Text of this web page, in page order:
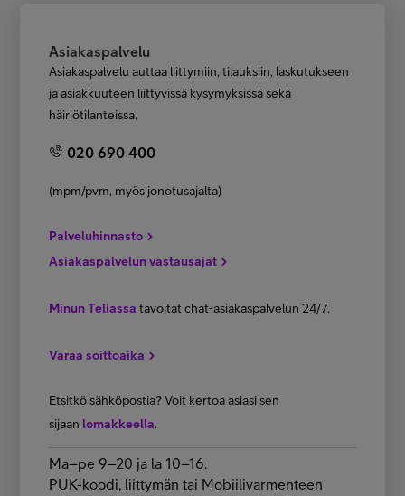
EN SV
Asiakaspalvelu
Asiakaspalvelu auttaa liittymiin, tilauksiin, laskutukseen
ja asiakkuuteen liittyvissä kysymyksissä sekä
häiriötilanteissa.
020 690 400
(mpm/pvm, myös jonotusajalta)
Palveluhinnasto
Asiakaspalvelun vastausajat
Minun Teliassatavoitat chat-asiakaspalvelun 24/7.
Varaa soittoaika
Etsitkö sähköpostia? Voit kertoa asiasi sen
sijaan lomakkeella.
Ma–pe 9–20 ja la 10–16.
PUK-koodi, liittymän tai Mobiilivarmenteen